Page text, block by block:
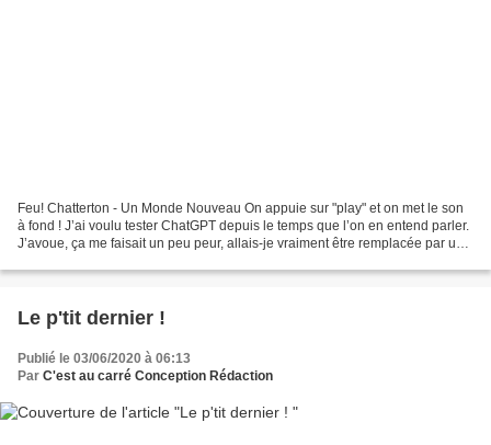
Feu! Chatterton - Un Monde Nouveau On appuie sur "play" et on met le son
à fond ! J’ai voulu tester ChatGPT depuis le temps que l’on en entend parler.
J’avoue, ça me faisait un peu peur, allais-je vraiment être remplacée par une
Le p'tit dernier !
Publié le 03/06/2020 à 06:13
Par C'est au carré Conception Rédaction